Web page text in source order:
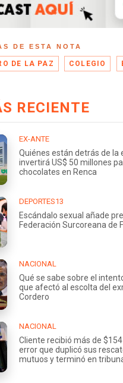
DE ESTA NOTA
DE LA PAZ COLEGIO
RECIENTE
EX-ANTE
Quiénes están detrás de la
invertirá US$ 50 millones
chocolates en Renca
DEPORTES13
Escándalo sexual añade
Federación Surcoreana de
NACIONAL
Qué se sabe sobre el
que afectó al escolta del
Cordero
NACIONAL
Cliente recibió más de
error que duplicó sus
mutuos y terminó en